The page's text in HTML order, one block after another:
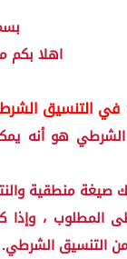
اهلا بكم
في التنسيق
هو أنه
صيغة منطقية
المطلوب ، وإذا
التنسيق الشرطي.